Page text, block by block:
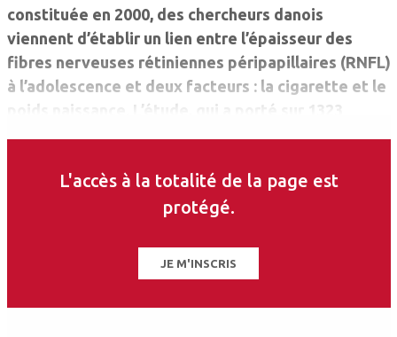
constituée en 2000, des chercheurs danois
viennent d’établir un lien entre l’épaisseur des
fibres nerveuses rétiniennes péripapillaires (RNFL)
à l’adolescence et deux facteurs : la cigarette et le
poids naissance. L’étude, qui a porté sur 1323
la grossesse, l’épaisseur de la RNFL était réduite
en moyenne de 5,7 µm (l’épaisseur moyenne totale
L'accès à la totalité de la page est
protégé.
JE M'INSCRIS